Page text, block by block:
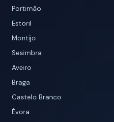
Portimão
Estoril
Montijo
Sesimbra
Aveiro
Braga
Castelo Branco
Évora